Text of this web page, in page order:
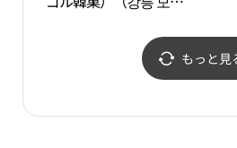
もっと見